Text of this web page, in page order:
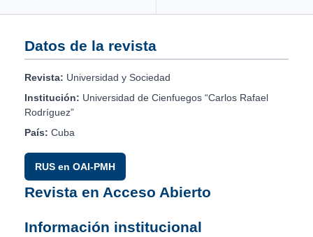
Datos de la revista
Revista: Universidad y Sociedad
Institución: Universidad de Cienfuegos “Carlos Rafael
Rodríguez”
País: Cuba
RUS en OAI-PMH
Revista en Acceso Abierto
Información institucional